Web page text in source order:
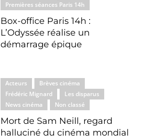
Premières séances Paris 14h
Box-office Paris 14h :
L’Odyssée réalise un
démarrage épique
Acteurs
Brèves cinéma
Frédéric Mignard
Les disparus
News cinéma
Non classé
Mort de Sam Neill, regard
halluciné du cinéma mondial